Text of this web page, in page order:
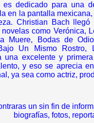
es dedicado para una
en la pantalla
Christian Bach llegó
novelas como Verónica,
Muere, Bodas de
Un Mismo
una excelente y
y eso se aprecia
ya sea como actriz,
un sin fin de
biografías, fotos,